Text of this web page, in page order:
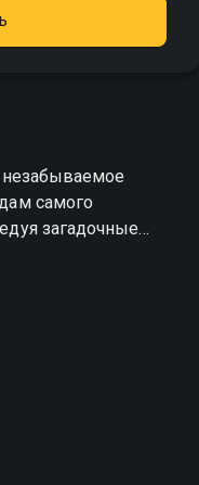
незабываемое
самого
загадочные
природные